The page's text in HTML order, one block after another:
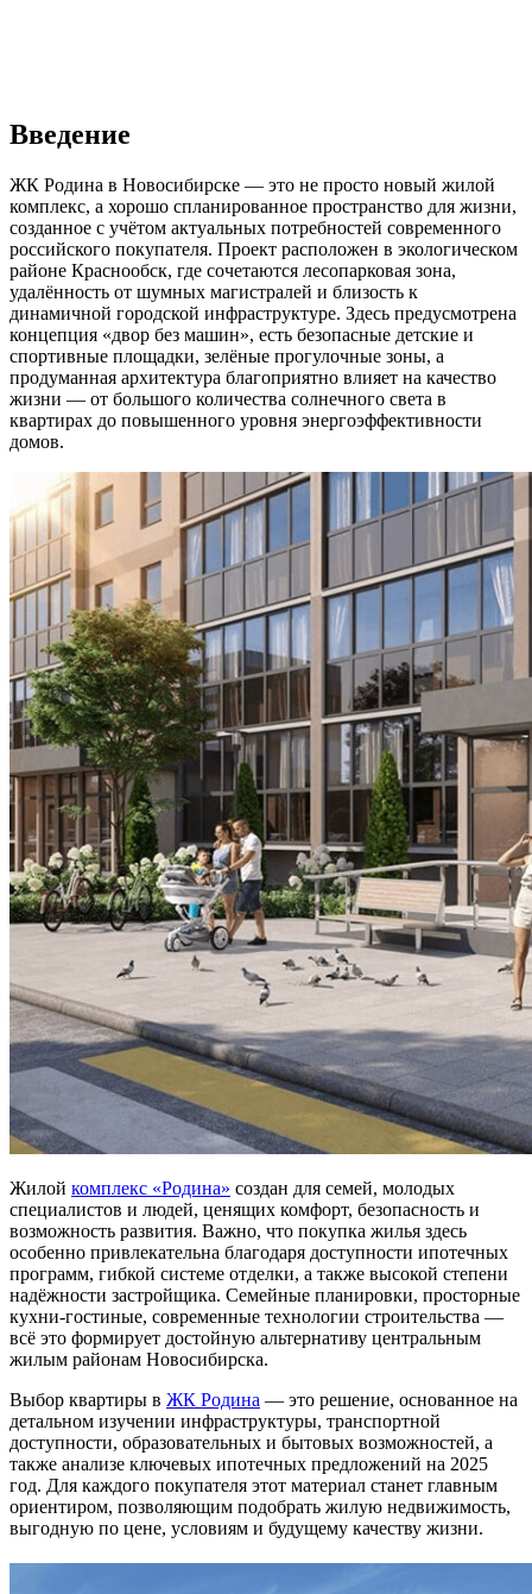
Введение
ЖК Родина в Новосибирске — это не просто новый жилой
комплекс, а хорошо спланированное пространство для жизни,
созданное с учётом актуальных потребностей современного
российского покупателя. Проект расположен в экологическом
районе Краснообск, где сочетаются лесопарковая зона,
удалённость от шумных магистралей и близость к
динамичной городской инфраструктуре. Здесь предусмотрена
концепция «двор без машин», есть безопасные детские и
спортивные площадки, зелёные прогулочные зоны, а
продуманная архитектура благоприятно влияет на качество
жизни — от большого количества солнечного света в
квартирах до повышенного уровня энергоэффективности
домов.
Жилой комплекс «Родина» создан для семей, молодых
специалистов и людей, ценящих комфорт, безопасность и
возможность развития. Важно, что покупка жилья здесь
особенно привлекательна благодаря доступности ипотечных
программ, гибкой системе отделки, а также высокой степени
надёжности застройщика. Семейные планировки, просторные
кухни-гостиные, современные технологии строительства —
всё это формирует достойную альтернативу центральным
жилым районам Новосибирска.
Выбор квартиры в ЖК Родина — это решение, основанное на
детальном изучении инфраструктуры, транспортной
доступности, образовательных и бытовых возможностей, а
также анализе ключевых ипотечных предложений на 2025
год. Для каждого покупателя этот материал станет главным
ориентиром, позволяющим подобрать жилую недвижимость,
выгодную по цене, условиям и будущему качеству жизни.